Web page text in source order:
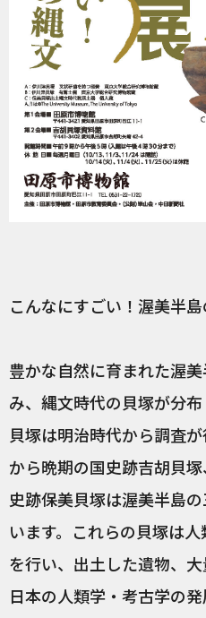
こんなにすごい！渥美半
豊かな自然に育まれた渥
み、縄文時代の貝塚が分
貝塚は明治時代から調査
から晩期の国史跡吉胡貝
史跡保美貝塚は渥美半島
います。これらの貝塚は
を行い、出土した遺物、
日本の人類学・考古学の